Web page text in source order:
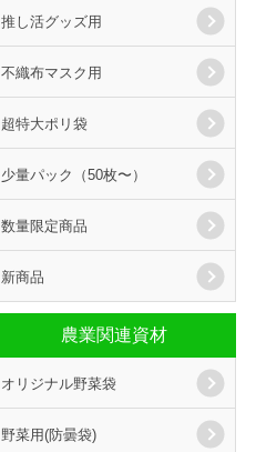
推し活グッズ用
不織布マスク用
超特大ポリ袋
少量パック（50枚〜）
数量限定商品
新商品
農業関連資材
オリジナル野菜袋
野菜用(防曇袋)